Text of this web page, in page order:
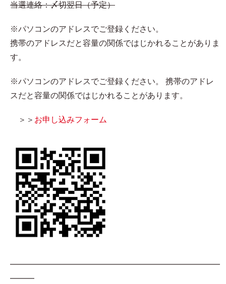
当選連絡：〆切翌日（予定）
※パソコンのアドレスでご登録ください。
携帯のアドレスだと容量の関係ではじかれることがありま
す。
※パソコンのアドレスでご登録ください。 携帯のアドレ
スだと容量の関係ではじかれることがあります。
＞＞ お申し込みフォーム
━━━━━━━━━━━━━━━━━━━━━━━━━━
━━━